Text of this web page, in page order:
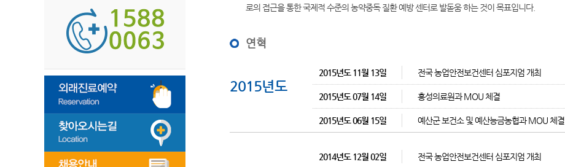
로의 접근을 통한 국제적 수준의 농약중독 질환 예방 센터로 발돋움 하는 것이 목표입니다.
연혁
2015년도
2015년도 11월 13일 전국 농업안전보건센터 심포지엄 개최
2015년도 07월 14일 홍성의료원과 MOU 체결
2015년도 06월 15일 예산군 보건소 및 예산능금농협과 MOU 체결
2014년도 12월 02일 전국 농업안전보건센터 심포지엄 개최